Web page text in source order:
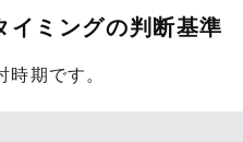
ミングの判断基準
期です。